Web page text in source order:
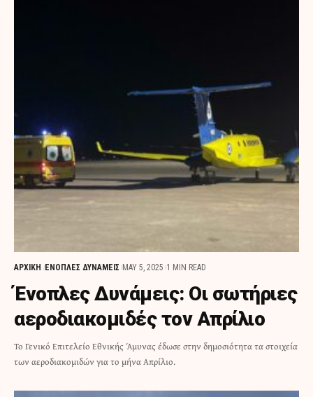
ΑΡΧΙΚΗ ΕΝΟΠΛΕΣ ΔΥΝΑΜΕΙΣ MAY 5, 2025 1 MIN READ
Ένοπλες Δυνάμεις: Οι σωτήριες
αεροδιακομιδές τον Απρίλιο
Το Γενικό Επιτελείο Εθνικής Άμυνας έδωσε στην δημοσιότητα τα στοιχεία
των αεροδιακομιδών για το μήνα Απρίλιο.